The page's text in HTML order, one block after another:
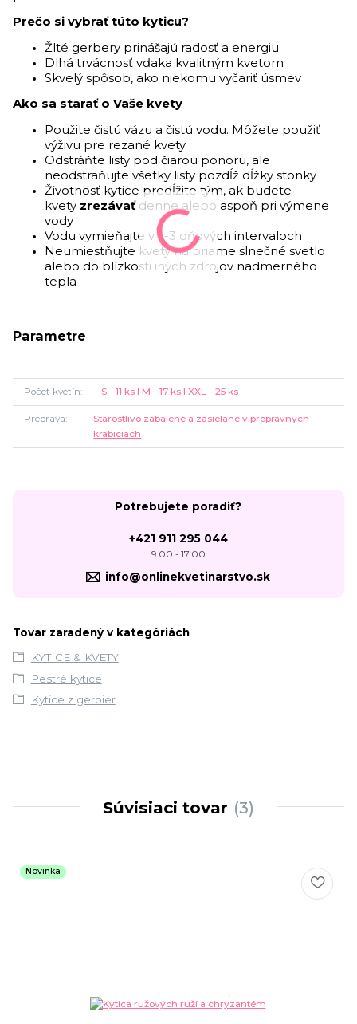
Prečo si vybrať túto kyticu?
Žlté gerbery prinášajú radosť a energiu
Dlhá trvácnosť vďaka kvalitným kvetom
Skvelý spôsob, ako niekomu vyčariť úsmev
Ako sa starať o Vaše kvety
Použite čistú vázu a čistú vodu. Môžete použiť
výživu pre rezané kvety
Odstráňte listy pod čiarou ponoru, ale
neodstraňujte všetky listy pozdĺž dĺžky stonky
Životnosť kytice predĺžite tým, ak budete
kvety zrezávaťdenne alebo aspoň pri výmene
vody
Vodu vymieňajte v 2-3 dňových intervaloch
Neumiestňujte kvety na priame slnečné svetlo
alebo do blízkosti iných zdrojov nadmerného
tepla
Parametre
Počet kvetín S - 11 ks l M - 17 ks l XXL - 25 ks
Preprava
Starostlivo zabalené a zasielané v prepravných
krabiciach
Potrebujete poradiť?
+421 911 295 044
9:00 - 17:00
info@onlinekvetinarstvo.sk
Tovar zaradený v kategóriách
KYTICE & KVETY
Pestré kytice
Kytice z gerbier
Súvisiaci tovar 3
Novinka